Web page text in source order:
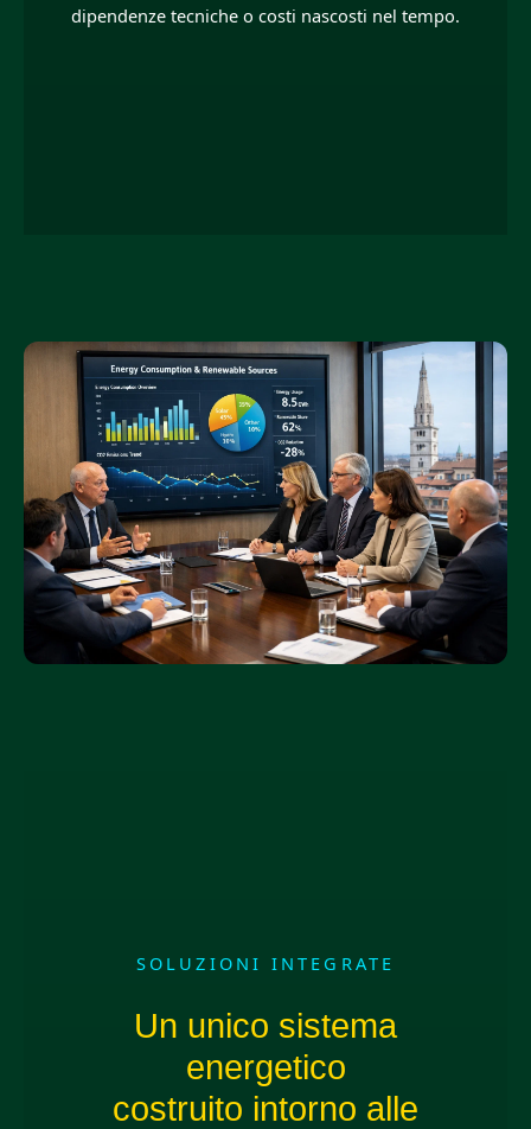
dipendenze tecniche o costi nascosti nel tempo.
SOLUZIONI INTEGRATE
Un unico sistema
energetico
costruito intorno alle